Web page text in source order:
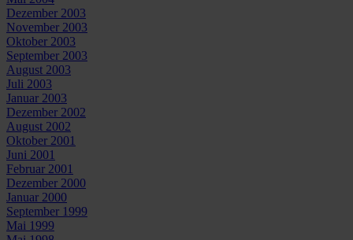
Dezember 2003
November 2003
Oktober 2003
September 2003
August 2003
Juli 2003
Januar 2003
Dezember 2002
August 2002
Oktober 2001
Juni 2001
Februar 2001
Dezember 2000
Januar 2000
September 1999
Mai 1999